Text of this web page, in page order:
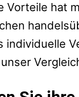
Vorteile hat
individuelle